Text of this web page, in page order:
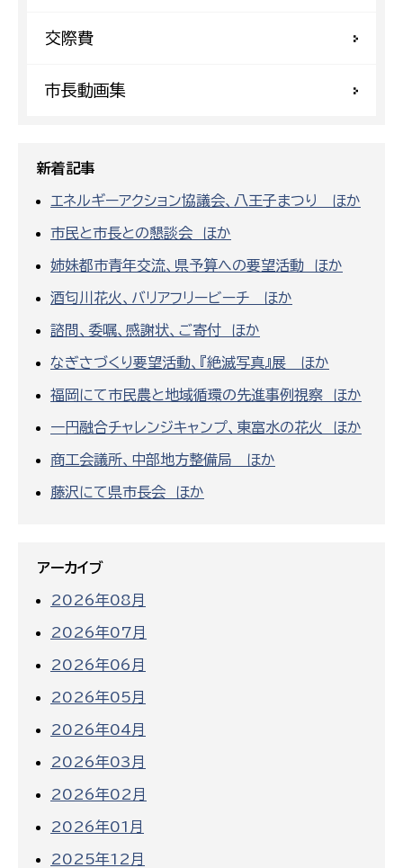
交際費
市長動画集
新着記事
エネルギーアクション協議会、八王子まつり ほか
市民と市長との懇談会 ほか
姉妹都市青年交流、県予算への要望活動 ほか
酒匂川花火、バリアフリービーチ ほか
諮問、委嘱、感謝状、ご寄付 ほか
なぎさづくり要望活動、『絶滅写真』展 ほか
福岡にて市民農と地域循環の先進事例視察 ほか
一円融合チャレンジキャンプ、東富水の花火 ほか
商工会議所、中部地方整備局 ほか
藤沢にて県市長会 ほか
アーカイブ
2026年08月
2026年07月
2026年06月
2026年05月
2026年04月
2026年03月
2026年02月
2026年01月
2025年12月